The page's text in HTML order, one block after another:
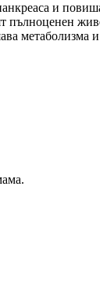
и
пълноценен